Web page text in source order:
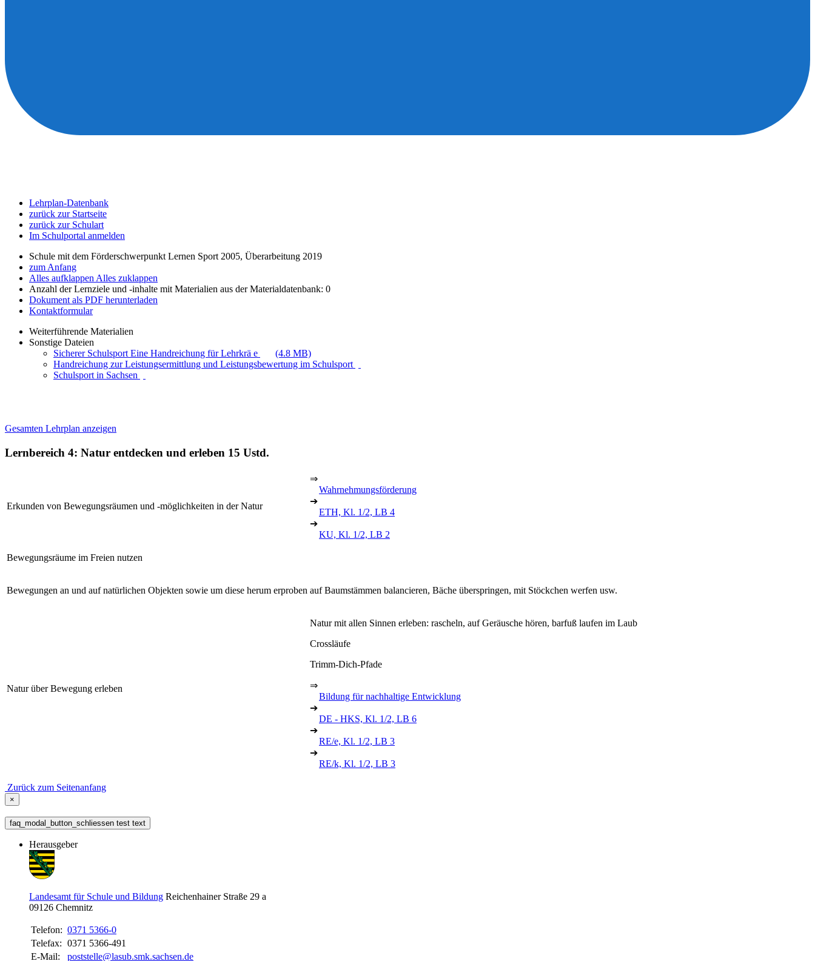
Lehrplan-Datenbank
zurück zur Startseite
zurück zur Schulart
Im Schulportal anmelden
Schule mit dem Förderschwerpunkt Lernen Sport 2005, Überarbeitung 2019
zum Anfang
Alles aufklappen Alles zuklappen
Anzahl der Lernziele und -inhalte mit Materialien aus der Materialdatenbank: 0
Dokument als PDF herunterladen
Kontaktformular
Weiterführende Materialien
Sonstige Dateien
Sicherer Schulsport Eine Handreichung für Lehrkrä e
(4.8 MB)
Handreichung zur Leistungsermittlung und Leistungsbewertung im Schulsport
Schulsport in Sachsen
Gesamten Lehrplan anzeigen
Lernbereich 4: Natur entdecken und erleben 15 Ustd.
Erkunden von Bewegungsräumen und -möglichkeiten in der Natur
⇒
Wahrnehmungsförderung
➔
ETH, Kl. 1/2, LB 4
➔
KU, Kl. 1/2, LB 2
Bewegungsräume im Freien nutzen
Bewegungen an und auf natürlichen Objekten sowie um diese herum erproben auf Baumstämmen balancieren, Bäche überspringen, mit Stöckchen werfen usw.
Natur über Bewegung erleben
Natur mit allen Sinnen erleben: rascheln, auf Geräusche hören, barfuß laufen im Laub
Crossläufe
Trimm-Dich-Pfade
⇒
Bildung für nachhaltige Entwicklung
➔
DE - HKS, Kl. 1/2, LB 6
➔
RE/e, Kl. 1/2, LB 3
➔
RE/k, Kl. 1/2, LB 3
Zurück zum Seitenanfang
×
faq_modal_button_schliessen test text
Herausgeber
Landesamt für Schule und Bildung Reichenhainer Straße 29 a
09126 Chemnitz
Telefon: 0371 5366-0
Telefax: 0371 5366-491
E-Mail:
poststelle@lasub.smk.sachsen.de